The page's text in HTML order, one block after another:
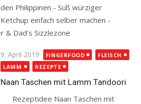
den Philippinen - Süß würziger
Ketchup einfach selber machen -
& Dad's Sizzlezone
Posted
on
9. April 2019 FINGERFOOD
FLEISCH
LAMM
REZEPTE
Naan Taschen mit Lamm Tandoori
Rezeptidee Naan Taschen mit